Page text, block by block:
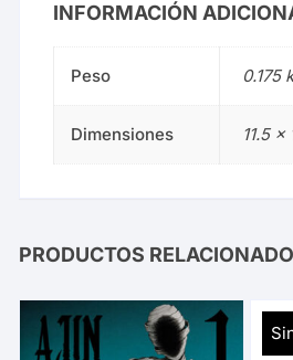
INFORMACIÓN
Peso 0.175
Dimensiones 11.5
PRODUCTOS